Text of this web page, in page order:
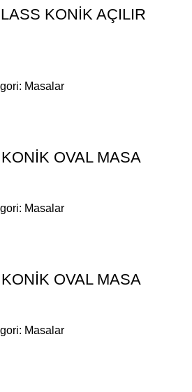
KONİK AÇILIR
Masalar
OVAL MASA
Masalar
OVAL MASA
Masalar